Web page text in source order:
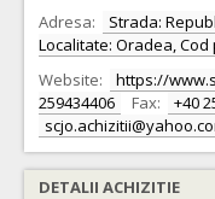
Adresa:
Strada:
Localitate: Oradea, Cod
Website:
https://
259434406
Fax: +40
DETALII ACHIZITIE